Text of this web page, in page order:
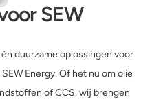
SEW
duurzame oplossingen voor
Energy. Of het nu om olie
of CCS, wij brengen